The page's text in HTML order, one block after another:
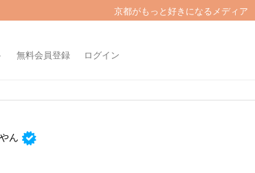
京都がもっと好きになるメディア
無料会員登録 ログイン
ん